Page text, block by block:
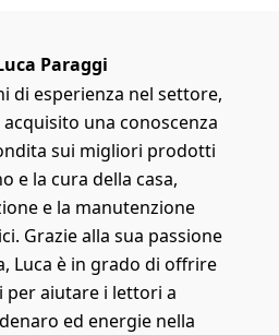
Paraggi
di esperienza nel settore,
acquisito una conoscenza
sui migliori prodotti
e la cura della casa,
e la manutenzione
Grazie alla sua passione
Luca è in grado di offrire
per aiutare i lettori a
ed energie nella